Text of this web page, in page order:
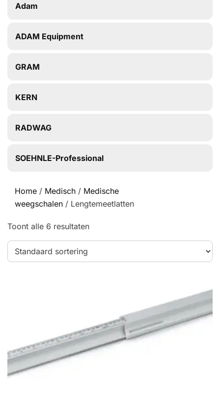
Home / Medisch / Medische
weegschalen / Lengtemeetlatten
Toont alle 6 resultaten
Adam
ADAM Equipment
GRAM
KERN
RADWAG
SOEHNLE-Professional